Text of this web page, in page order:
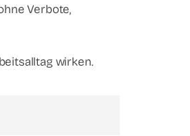
Verbote,
wirken.